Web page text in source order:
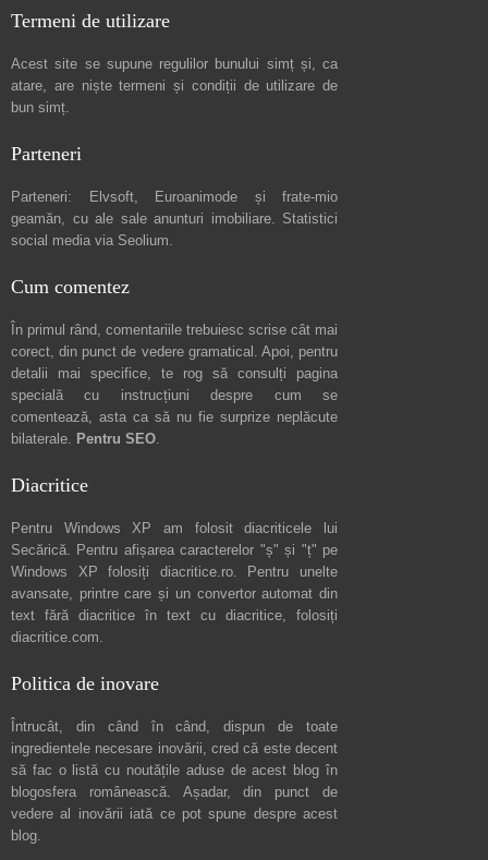
Termeni de utilizare
Acest site se supune regulilor bunului simț și, ca
atare, are niștetermeni și condiții de utilizare de
bun simț.
Parteneri
Parteneri: Elvsoft, Euroanimode și frate-mio
geamăn, cu ale sale anunturi imobiliare. Statistici
social media via Seolium.
Cum comentez
În primul rând, comentariile trebuiesc scrise cât mai
corect, din punct de vedere gramatical. Apoi, pentru
detalii mai specifice, te rog să consulți pagina
specială cu instrucțiuni despre cum se
comentează, asta ca să nu fie surprize neplăcute
bilaterale. Pentru SEO.
Diacritice
Pentru Windows XP am folosit diacriticele lui
Secărică. Pentru afișarea caracterelor "ș" și "ț" pe
Windows XP folosiți diacritice.ro. Pentru unelte
avansate, printre care și un convertor automat din
text fără diacritice în text cu diacritice, folosiți
diacritice.com.
Politica de inovare
Întrucât, din când în când, dispun de toate
ingredientele necesare inovării, cred că este decent
să fac o listă cu noutățile aduse de acest blog în
blogosfera românească. Așadar, din punct de
vedere al inovării iată ce pot spune despre acest
blog.